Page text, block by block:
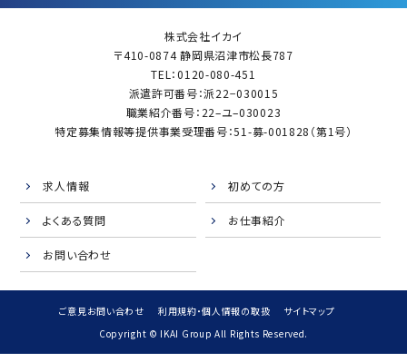
株式会社イカイ
〒410-0874 静岡県沼津市松長787
TEL：0120-080-451
派遣許可番号：派22−030015
職業紹介番号：22–ユ–030023
特定募集情報等提供事業受理番号：51-募-001828（第1号）
求人情報 初めての方
よくある質問 お仕事紹介
お問い合わせ
ご意見お問い合わせ 利用規約・個人情報の取扱
サイトマップ
Copyright © IKAI Group All Rights Reserved.